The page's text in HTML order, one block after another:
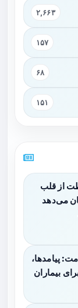
۲,۶۶۳
۱۵۷
۶۸
۱۵۱
از قلب
می‌دهد
پیامدها،
بیماران